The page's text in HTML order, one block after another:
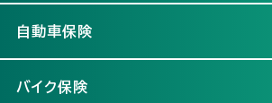
自動車保険
バイク保険